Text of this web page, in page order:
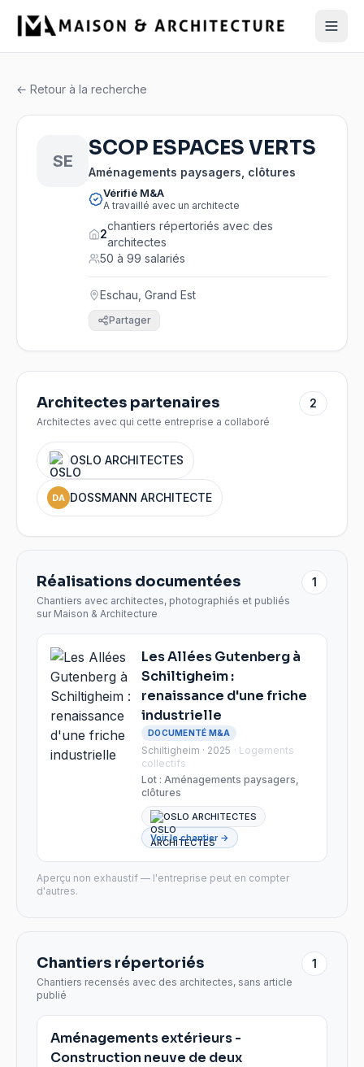
← Retour à la recherche
SE
SCOP ESPACES VERTS
Aménagements paysagers, clôtures
Vérifié M&A
A travaillé avec un architecte
2
chantiers répertoriés avec des
architectes
50 à 99 salariés
Eschau, Grand Est
Partager
Architectes partenaires
Architectes avec qui cette entreprise a collaboré
2
OSLO ARCHITECTES
DA DOSSMANN ARCHITECTE
Réalisations documentées
Chantiers avec architectes, photographiés et publiés
sur Maison & Architecture
1
Les Allées Gutenberg à
Schiltigheim :
renaissance d'une friche
industrielle
DOCUMENTÉ M&A
Schiltigheim · 2025 · Logements
collectifs
Lot : Aménagements paysagers,
clôtures
OSLO ARCHITECTES
Voir le chantier →
Aperçu non exhaustif — l'entreprise peut en compter
d'autres.
Chantiers répertoriés
Chantiers recensés avec des architectes, sans article
publié
1
Aménagements extérieurs -
Construction neuve de deux